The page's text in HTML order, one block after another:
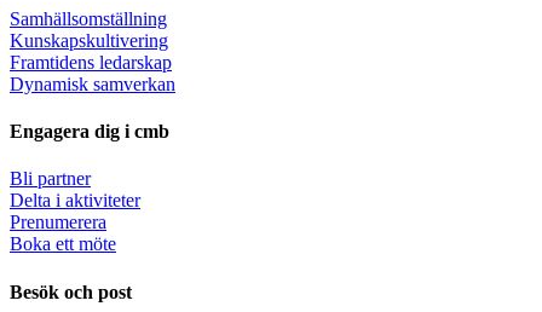
Samhällsomställning
Kunskapskultivering
Framtidens ledarskap
Dynamisk samverkan
Engagera dig i cmb
Bli partner
Delta i aktiviteter
Prenumerera
Boka ett möte
Besök och post